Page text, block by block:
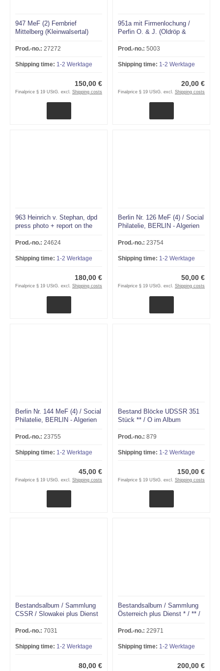
947 MeF (2) Fernbrief
Mittelberg (Kleinwalsertal)
Prod.-no.: 27272
Shipping time: 1-2 Werktage
150,00 €
Finalprice § 19 UStG. excl. Shipping costs
951a mit Firmenlochung /
Perfin O. & J. (Oldröp &
LÜBECK 31.5.48
Prod.-no.: 5003
Shipping time: 1-2 Werktage
20,00 €
Finalprice § 19 UStG. excl. Shipping costs
963 Heinrich v. Stephan, dpd
press photo + report on the
Prod.-no.: 24624
Shipping time: 1-2 Werktage
180,00 €
Finalprice § 19 UStG. excl. Shipping costs
Berlin Nr. 126 MeF (4) / Social
Philatelie, BERLIN - Algerien
Prod.-no.: 23754
Shipping time: 1-2 Werktage
50,00 €
Finalprice § 19 UStG. excl. Shipping costs
Berlin Nr. 144 MeF (4) / Social
Philatelie, BERLIN - Algerien
Prod.-no.: 23755
Shipping time: 1-2 Werktage
45,00 €
Finalprice § 19 UStG. excl. Shipping costs
Bestand Blöcke UDSSR 351
Stück ** / O im Album
Prod.-no.: 879
Shipping time: 1-2 Werktage
150,00 €
Finalprice § 19 UStG. excl. Shipping costs
Bestandsalbum / Sammlung
CSSR / Slowakei plus Dienst
Prod.-no.: 7031
Shipping time: 1-2 Werktage
80,00 €
Bestandsalbum / Sammlung
Österreich plus Dienst * / ** /
Prod.-no.: 22971
Shipping time: 1-2 Werktage
200,00 €